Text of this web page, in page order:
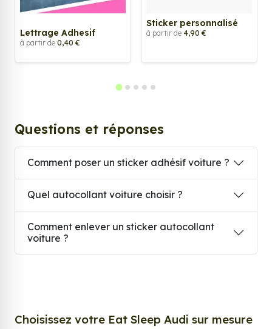
Lettrage Adhesif
à partir de 0,40 €
Sticker personnalisé
à partir de 4,90 €
Questions et réponses
Comment poser un sticker adhésif voiture ?
Quel autocollant voiture choisir ?
Comment enlever un sticker autocollant
voiture ?
Choisissez votre Eat Sleep Audi sur mesure